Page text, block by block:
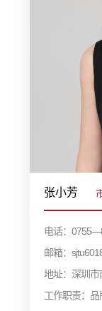
张小芳
电话：
邮箱：
地址：深圳
工作职责：